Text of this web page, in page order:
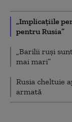
„Implicațiile
pentru Rusia”
„Barilii ruși
mai mari”
Rusia cheltuie
armată